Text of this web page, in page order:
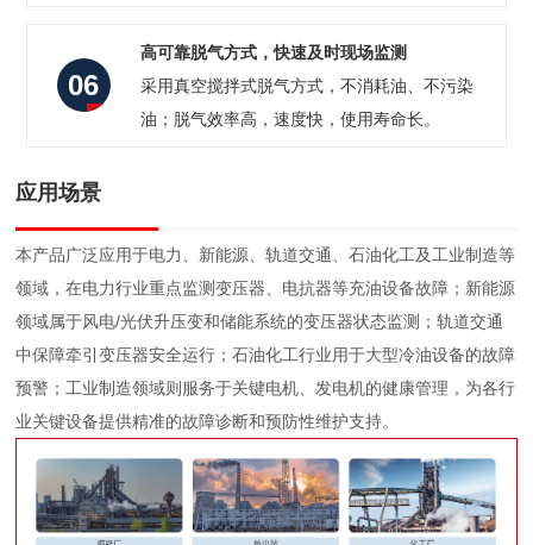
06
高可靠脱气方式，快速及时现场监测
采用真空搅拌式脱气方式，不消耗油、不污染
油；脱气效率高，速度快，使用寿命长。
应用场景
本产品广泛应用于电力、新能源、轨道交通、石油化工及工业制造等
领域，在电力行业重点监测变压器、电抗器等充油设备故障；新能源
领域属于风电/光伏升压变和储能系统的变压器状态监测；轨道交通
中保障牵引变压器安全运行；石油化工行业用于大型冷油设备的故障
预警；工业制造领域则服务于关键电机、发电机的健康管理，为各行
业关键设备提供精准的故障诊断和预防性维护支持。